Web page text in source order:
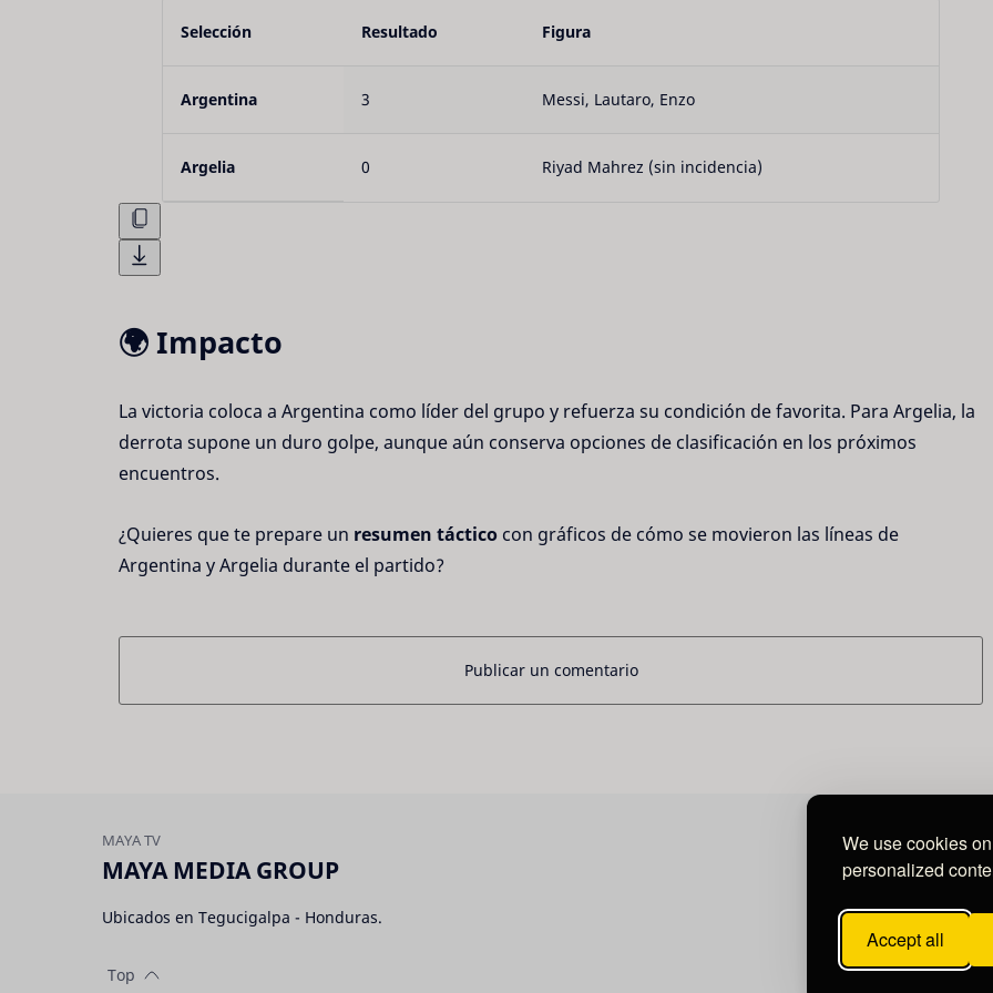
We use cookies
personalized
Accept all
Selección Resultado Figura
Argentina 3 Messi, Lautaro, Enzo
Argelia 0 Riyad Mahrez (sin incidencia)
🌍 Impacto
La victoria coloca a Argentina como líder del grupo y refuerza su condición de favorita. Para Argelia, la
derrota supone un duro golpe, aunque aún conserva opciones de clasificación en los próximos
encuentros.
¿Quieres que te prepare un resumen táctico con gráficos de cómo se movieron las líneas de
Argentina y Argelia durante el partido?
Publicar un comentario
MAYA MEDIA GROUP
Ubicados en Tegucigalpa - Honduras.